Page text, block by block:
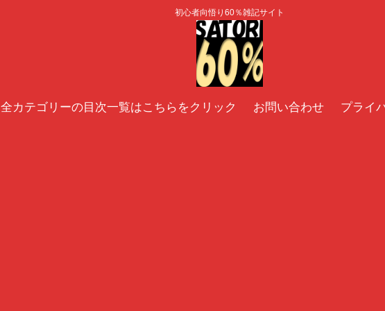
初心者向悟り60％雑記サイト
全カテゴリーの目次一覧はこちらをクリック お問い合わせ プライ